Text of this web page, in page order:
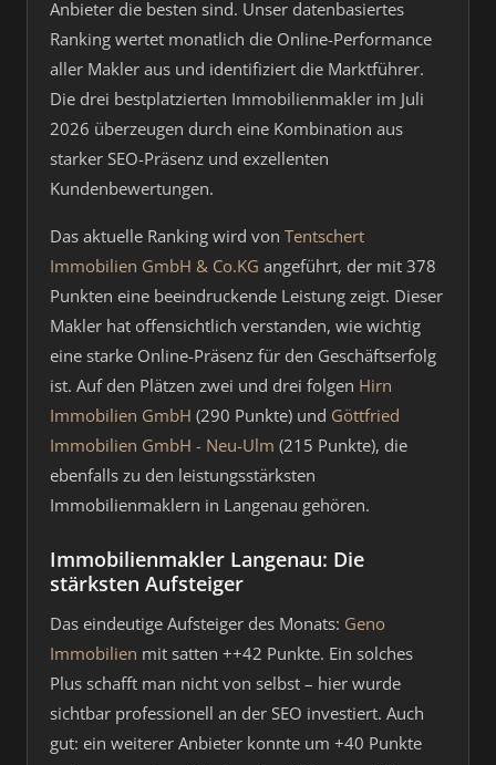
Anbieter die besten sind. Unser datenbasiertes
Ranking wertet monatlich die Online-Performance
aller Makler aus und identifiziert die Marktführer.
Die drei bestplatzierten Immobilienmakler im Juli
2026 überzeugen durch eine Kombination aus
starker SEO-Präsenz und exzellenten
Kundenbewertungen.
Das aktuelle Ranking wird von Tentschert
Immobilien GmbH & Co.KG angeführt, der mit 378
Punkten eine beeindruckende Leistung zeigt. Dieser
Makler hat offensichtlich verstanden, wie wichtig
eine starke Online-Präsenz für den Geschäftserfolg
ist. Auf den Plätzen zwei und drei folgen Hirn
Immobilien GmbH (290 Punkte) und Göttfried
Immobilien GmbH - Neu-Ulm (215 Punkte), die
ebenfalls zu den leistungsstärksten
Immobilienmaklern in Langenau gehören.
Immobilienmakler Langenau: Die
stärksten Aufsteiger
Das eindeutige Aufsteiger des Monats: Geno
Immobilien mit satten ++42 Punkte. Ein solches
Plus schafft man nicht von selbst – hier wurde
sichtbar professionell an der SEO investiert. Auch
gut: ein weiterer Anbieter konnte um +40 Punkte